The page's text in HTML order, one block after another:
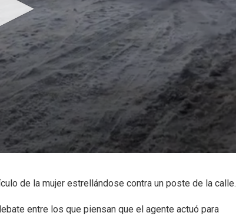
de la mujer estrellándose contra un poste de la calle.
entre los que piensan que el agente actuó para